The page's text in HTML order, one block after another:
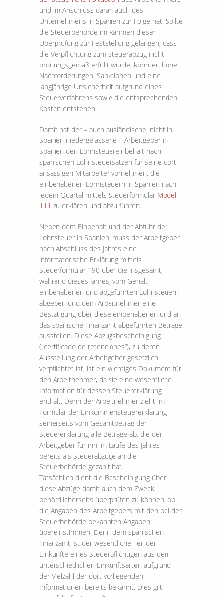
und im Anschluss daran auch des
Unternehmens in Spanien zur Folge hat. Sollte
die Steuerbehörde im Rahmen dieser
Überprüfung zur Feststellung gelangen, dass
die Verpflichtung zum Steuerabzug nicht
ordnungsgemäß erfüllt wurde, könnten hohe
Nachforderungen, Sanktionen und eine
langjährige Unsicherheit aufgrund eines
Steuerverfahrens sowie die entsprechenden
Kosten entstehen.
Damit hat der – auch ausländische, nicht in
Spanien niedergelassene – Arbeitgeber in
Spanien den Lohnsteuereinbehalt nach
spanischen Lohnsteuersätzen für seine dort
ansässigen Mitarbeiter vornehmen, die
einbehaltenen Lohnsteuern in Spanien nach
jedem Quartal mittels Steuerformular Modell
111 zu erklären und abzu führen.
Neben dem Einbehalt und der Abfuhr der
Lohnsteuer in Spanien, muss der Arbeitgeber
nach Abschluss des Jahres eine
informatorische Erklärung mittels
Steuerformular 190 über die insgesamt,
während dieses Jahres, vom Gehalt
einbehaltenen und abgeführten Lohnsteuern
abgeben und dem Arbeitnehmer eine
Bestätigung über diese einbehaltenen und an
das spanische Finanzamt abgeführten Beträge
ausstellen. Diese Abzugsbescheinigung
(„certificado de retenciones“), zu deren
Ausstellung der Arbeitgeber gesetzlich
verpflichtet ist, ist ein wichtiges Dokument für
den Arbeitnehmer, da sie eine wesentliche
Information für dessen Steuererklärung
enthält. Denn der Arbeitnehmer zieht im
Formular der Einkommensteuererklärung
seinerseits vom Gesamtbetrag der
Steuererklärung alle Beträge ab, die der
Arbeitgeber für ihn im Laufe des Jahres
bereits als Steuerabzüge an die
Steuerbehörde gezahlt hat.
Tatsächlich dient die Bescheinigung über
diese Abzüge damit auch dem Zweck,
behördlicherseits überprüfen zu können, ob
die Angaben des Arbeitgebers mit den bei der
Steuerbehörde bekannten Angaben
übereinstimmen. Denn dem spanischen
Finanzamt ist der wesentliche Teil der
Einkünfte eines Steuerpflichtigen aus den
unterschiedlichen Einkunftsarten aufgrund
der Vielzahl der dort vorliegenden
Informationen bereits bekannt. Dies gilt